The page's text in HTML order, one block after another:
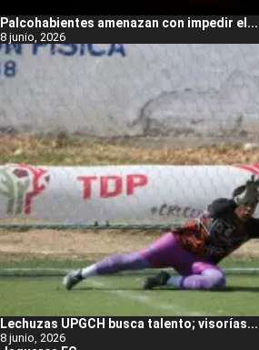
Palcohabientes amenazan con impedir el...
8 junio, 2026
Lechuzas UPGCH busca talento; visorías...
8 junio, 2026